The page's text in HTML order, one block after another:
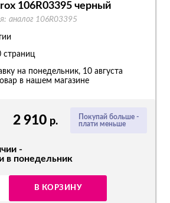
Покупай больше -
плати меньше
2 910 р.
-
в понедельник
В КОРЗИНУ
106R03395 черный
аналог 106R03395
страниц
на понедельник, 10 августа
в нашем магазине